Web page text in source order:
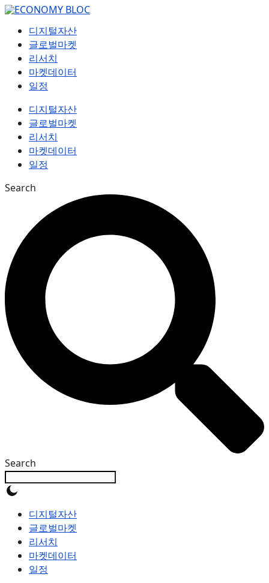
컨
디지털자산
글로벌마켓
리서치
마켓데이터
일정
디지털자산
글로벌마켓
리서치
마켓데이터
일정
Search
Search
디지털자산
글로벌마켓
리서치
마켓데이터
일정